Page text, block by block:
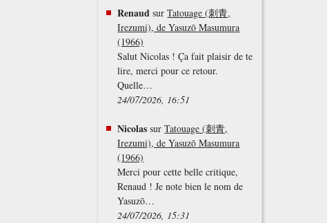
Renaud surTatouage (刺青,
Irezumi), de Yasuzō Masumura
(1966)
Salut Nicolas ! Ça fait plaisir de te
lire, merci pour ce retour.
Quelle…
24/07/2026, 16:51
Nicolas surTatouage (刺青,
Irezumi), de Yasuzō Masumura
(1966)
Merci pour cette belle critique,
Renaud ! Je note bien le nom de
Yasuzō…
24/07/2026, 15:31